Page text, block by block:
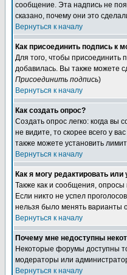
сообщение. Эта надпись не
сказано, почему они это
Вернуться к началу
Как присоединить подпись к
Для того, чтобы присоединить
добавилась. Вы также можете
Присоединить подпись)
Вернуться к началу
Как создать опрос?
Создать опрос легко: когда
не видите, то скорее всего у
также можете установить
Вернуться к началу
Как я могу редактировать
Также как и сообщения, опросы
Если никто не успел
нельзя было менять варианты
Вернуться к началу
Почему мне недоступны
Некоторые форумы доступны
модераторы или
Вернуться к началу